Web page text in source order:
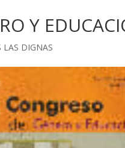
Y
LAS DIGNAS